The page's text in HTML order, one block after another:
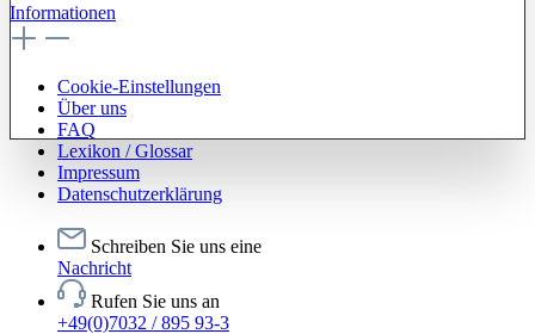
Informationen
Cookie-Einstellungen
Über uns
FAQ
Lexikon / Glossar
Impressum
Datenschutzerklärung
Schreiben Sie uns eine
Nachricht
Rufen Sie uns an
+49(0)7032 / 895 93-3